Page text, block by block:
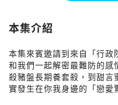
本集介紹
本集來賓邀請到來自「行政
和我們一起解密最難防的感
殺豬盤長期養套殺，到甜
實發生在你我身邊的「戀愛